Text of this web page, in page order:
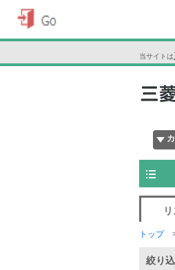
当サイトは
トップ
絞り